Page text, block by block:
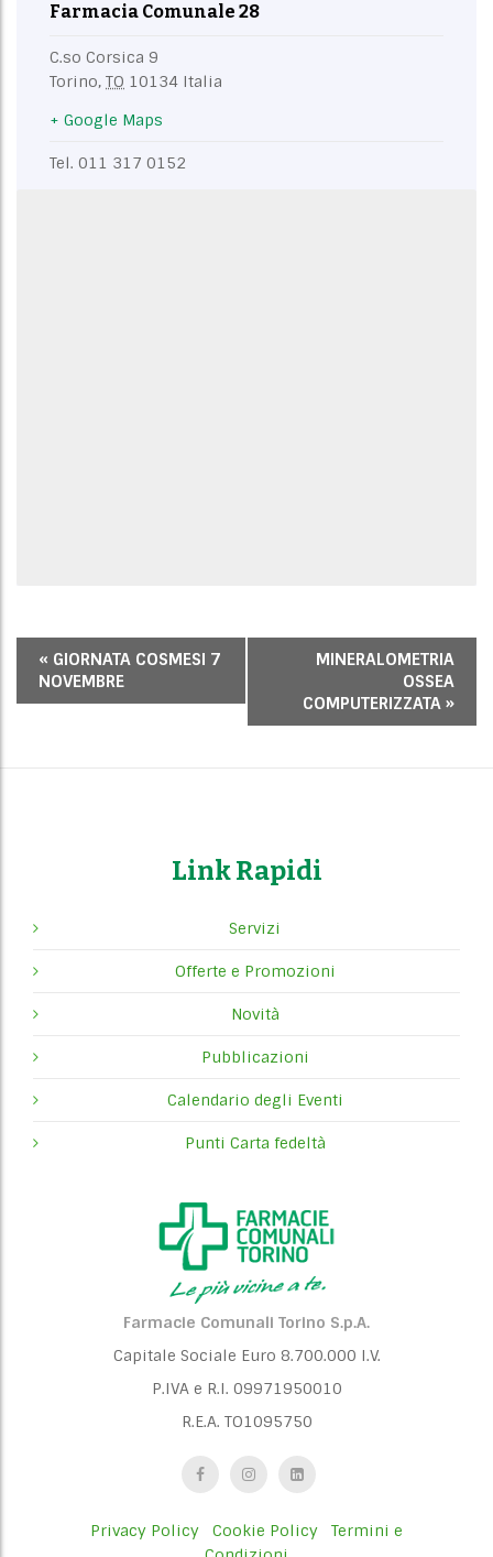
Farmacia Comunale 28
C.so Corsica 9
Torino, TO 10134 Italia
+ Google Maps
Tel. 011 317 0152
e
« GIORNATA COSMESI 7
NOVEMBRE
MINERALOMETRIA
OSSEA
COMPUTERIZZATA »
Link Rapidi
Servizi
Offerte e Promozioni
Novità
Pubblicazioni
Calendario degli Eventi
Punti Carta fedeltà
Farmacie Comunali Torino S.p.A.
Capitale Sociale Euro 8.700.000 I.V.
P.IVA e R.I. 09971950010
R.E.A. TO1095750
Privacy Policy Cookie Policy
Termini e